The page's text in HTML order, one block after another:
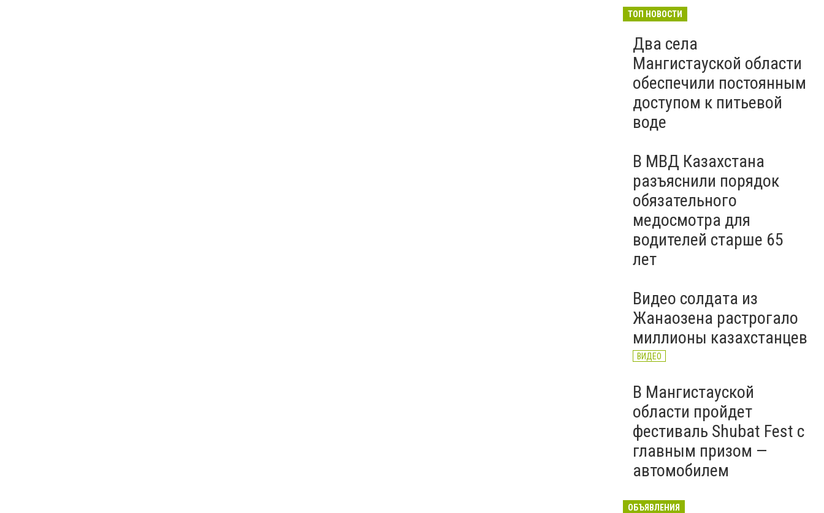
ТОП НОВОСТИ
Два села
Мангистауской области
обеспечили постоянным
доступом к питьевой
воде
В МВД Казахстана
разъяснили порядок
обязательного
медосмотра для
водителей старше 65
лет
Видео солдата из
Жанаозена растрогало
миллионы казахстанцев
ВИДЕО
В Мангистауской
области пройдет
фестиваль Shubat Fest с
главным призом —
автомобилем
ОБЪЯВЛЕНИЯ